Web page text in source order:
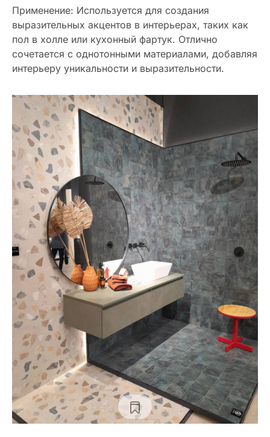
Применение: Используется для создания
выразительных акцентов в интерьерах, таких как
пол в холле или кухонный фартук. Отлично
сочетается с однотонными материалами, добавляя
интерьеру уникальности и выразительности.